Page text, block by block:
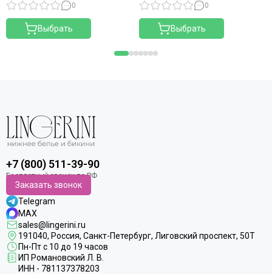
0
Выбрать
0
Выбрать
+7 (800) 511-39-90
Заказать звонок
Telegram
MAX
sales@lingerini.ru
191040, Россия, Санкт-Петербург, Лиговский проспект, 50Т
Пн-Пт с 10 до 19 часов
ИП Романовский Л. В.
ИНН - 781137378203